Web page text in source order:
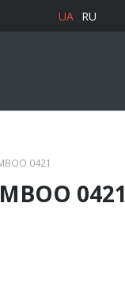
UA RU
0421
0421